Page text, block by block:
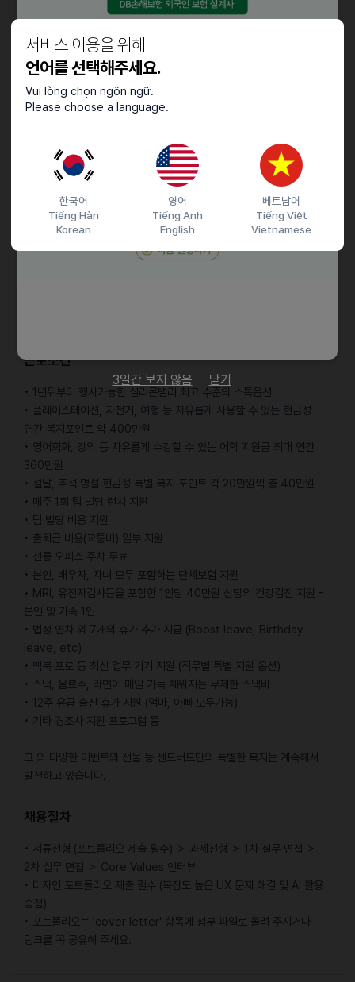
서비스 이용을 위해
언어를 선택해주세요.
Vui lòng chọn ngôn ngữ.
Please choose a language.
한국어
Tiếng Hàn
Korean
영어
Tiếng Anh
English
베트남어
Tiếng Việt
Vietnamese
• 5년 이상 웹/앱 서비스 UX 문제 정의 및 해결 경험
• 최신 AI 기술을 활용한 UX 디자인 경험
• 능숙한 Figma 활용 능력
• 다양한 직군과의 협업 경험과 원할한 커뮤니케이션 능력
• 디자인 포트폴리오 제출 필수 (복잡도 높은 UX 문제 해결 및 AI 활용
우대사항
• 웹기반 백오피스 및 B2B 대시보드 설계 및 디자인 경험
근로조건
• 1년뒤부터 행사가능한 실리콘밸리 최고 수준의 스톡옵션
• 플레이스테이션, 자전거, 여행 등 자유롭게 사용할 수 있는 현금성
연간 복지포인트 약 400만원
• 영어회화, 강의 등 자유롭게 수강할 수 있는 어학 지원금 최대 연간
360만원
• 설날, 추석 명절 현금성 특별 복지 포인트 각 20만원씩 총 40만원
• 매주 1회 팀 빌딩 런치 지원
• 팀 빌딩 비용 지원
• 출퇴근 비용(교통비) 일부 지원
• 선릉 오피스 주차 무료
• 본인, 배우자, 자녀 모두 포함하는 단체보험 지원
• MRI, 유전자검사등을 포함한 1인당 40만원 상당의 건강검진 지원 -
본인 및 가족 1인
• 법정 연차 외 7개의 휴가 추가 지급 (Boost leave, Birthday
leave, etc)
• 맥북 프로 등 최신 업무 기기 지원 (직무별 특별 지원 옵션)
• 스낵, 음료수, 라면이 매일 가득 채워지는 무제한 스낵바
• 12주 유급 출산 휴가 지원 (엄마, 아빠 모두가능)
• 기타 경조사 지원 프로그램 등
그 외 다양한 이벤트와 선물 등 센드버드만의 특별한 복지는 계속해서
발전하고 있습니다.
채용절차
• 서류전형 (포트폴리오 제출 필수) ＞ 과제전형 ＞ 1차 실무 면접 ＞
2차 실무 면접 ＞ Core Values 인터뷰
• 디자인 포트폴리오 제출 필수 (복잡도 높은 UX 문제 해결 및 AI 활용
중점)
• 포트폴리오는 'cover letter' 항목에 첨부 파일로 올려 주시거나
링크를 꼭 공유해 주세요.
3일간 보지 않음 닫기